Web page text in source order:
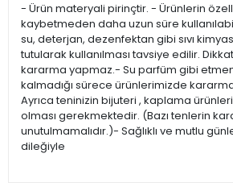
- Ürün materyali pirinçtir. - Ürünlerin
kaybetmeden daha uzun süre
su, deterjan, dezenfektan gibi sıvı
tutularak kullanılması tavsiye edilir.
kararma yapmaz.- Su parfüm gibi
kalmadığı sürece ürünlerimizde
Ayrıca teninizin bijuteri , kaplama
olması gerekmektedir. (Bazı tenlerin
unutulmamalıdır.)- Sağlıklı ve mutlu
dileğiyle